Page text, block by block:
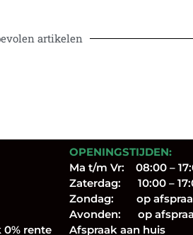
artikelen
0% rente
OPENINGSTIJDEN:
Ma t/m Vr: 08:00 –
Zaterdag: 10:00 –
Zondag: op
Avonden: op
Afspraak aan huis